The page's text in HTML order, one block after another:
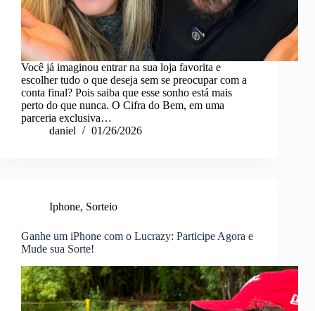
Você já imaginou entrar na sua loja favorita e
escolher tudo o que deseja sem se preocupar com a
conta final? Pois saiba que esse sonho está mais
perto do que nunca. O Cifra do Bem, em uma
parceria exclusiva…
daniel
01/26/2026
Iphone, Sorteio
Ganhe um iPhone com o Lucrazy: Participe Agora e
Mude sua Sorte!